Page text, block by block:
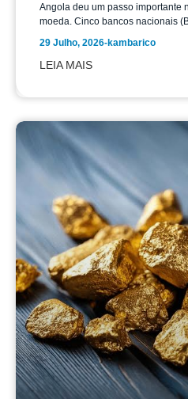
Angola deu um passo importante
moeda. Cinco bancos nacionais
29 Julho, 2026-kambarico
LEIA MAIS